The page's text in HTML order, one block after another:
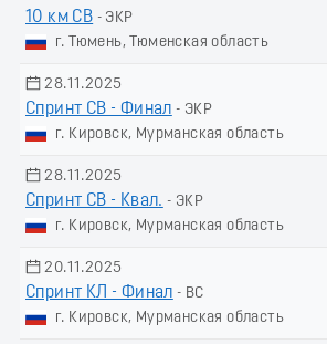
10 км СВ - ЭКР
г. Тюмень, Тюменская область
28.11.2025
Спринт СВ - Финал - ЭКР
г. Кировск, Мурманская область
28.11.2025
Спринт СВ - Квал. - ЭКР
г. Кировск, Мурманская область
20.11.2025
Спринт КЛ - Финал - ВС
г. Кировск, Мурманская область